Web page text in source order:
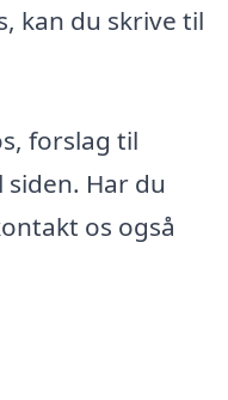
kan du skrive til
forslag til
Har du
os også